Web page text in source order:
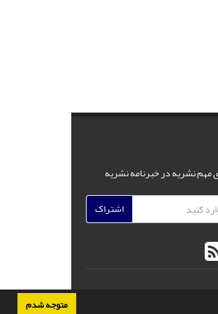
متوجه شدم
مهم نشریه در خبرنامه نشریه
اشتراک